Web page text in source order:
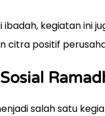
ibadah, kegiatan ini
citra positif
salah satu